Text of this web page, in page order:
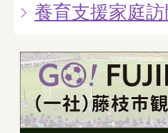
養育支援家庭訪